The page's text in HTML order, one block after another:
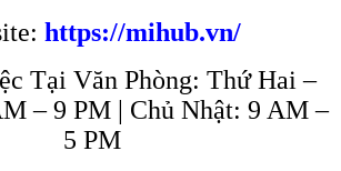
https://mihub.vn/
Tại Văn Phòng: Thứ Hai –
– 9 PM | Chủ Nhật: 9 AM –
5 PM